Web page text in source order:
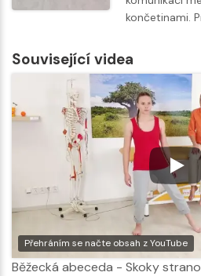
končetinami.
Související videa
Přehráním se načte obsah z YouTube
Běžecká abeceda - Skoky